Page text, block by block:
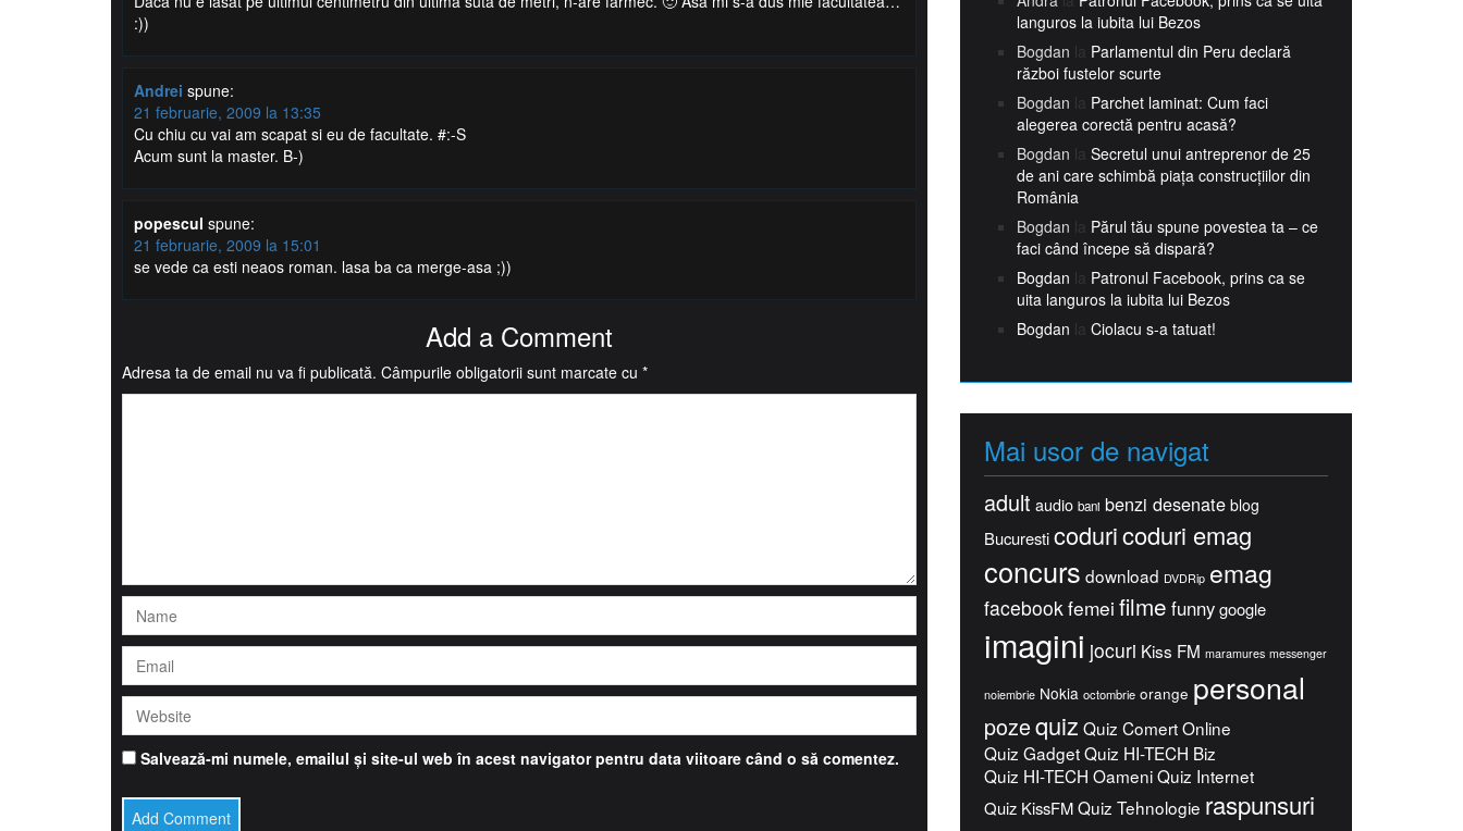
:))
Andrei spune:
21 februarie, 2009 la 13:35
Cu chiu cu vai am scapat si eu de facultate. #:-S
Acum sunt la master. B-)
popescul spune:
21 februarie, 2009 la 15:01
se vede ca esti neaos roman. lasa ba ca merge-asa ;))
Add a Comment
Adresa ta de email nu va fi publicată. Câmpurile obligatorii sunt marcate cu *
Salvează-mi numele, emailul și site-ul web în acest navigator pentru data viitoare când o să comentez.
languros la iubita lui Bezos
Bogdan la Parlamentul din Peru declară
război fustelor scurte
Bogdan la Parchet laminat: Cum faci
alegerea corectă pentru acasă?
Bogdan la Secretul unui antreprenor de 25
de ani care schimbă piața construcțiilor din
România
Bogdan la Părul tău spune povestea ta – ce
faci când începe să dispară?
Bogdan la Patronul Facebook, prins ca se
uita languros la iubita lui Bezos
Bogdan la Ciolacu s-a tatuat!
Mai usor de navigat
adult audio bani benzi desenate blog
Bucuresti coduricoduri emag
concurs download DVDRip emag
facebookfemei filme funny google
imagini jocuri Kiss FM maramures messenger
noiembrie Nokia octombrie orange personal
pozequiz Quiz Comert Online
Quiz GadgetQuiz HI-TECH Biz
Quiz HI-TECH OameniQuiz Internet
Quiz KissFM Quiz Tehnologie raspunsuri